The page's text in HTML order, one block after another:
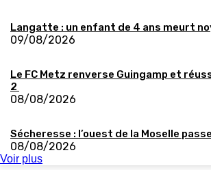
Langatte : un enfant de 4 ans meurt
09/08/2026
Le FC Metz renverse Guingamp et
2
08/08/2026
Sécheresse : l’ouest de la Moselle
08/08/2026
Voir plus